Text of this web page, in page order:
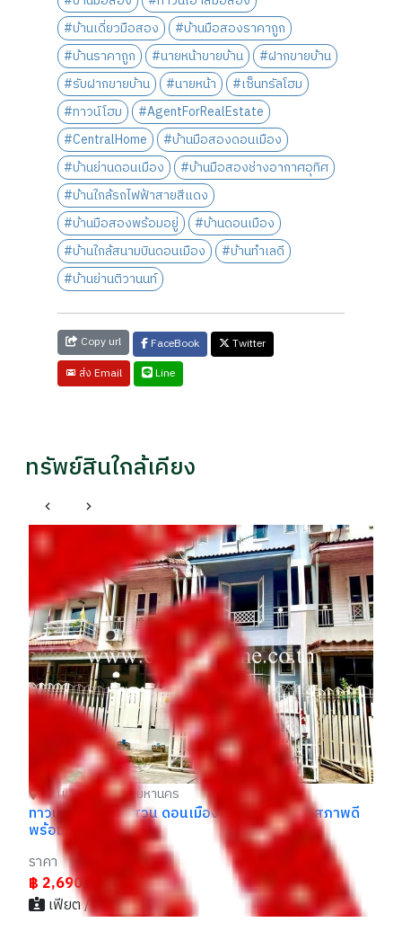
#บ้านเดี่ยวมือสอง
#บ้านมือสองราคาถูก
#บ้านราคาถูก
#นายหน้าขายบ้าน
#ฝากขายบ้าน
#รับฝากขายบ้าน
#นายหน้า
#เซ็นทรัลโฮม
#ทาวน์โฮม
#AgentForRealEstate
#CentralHome
#บ้านมือสองดอนเมือง
#บ้านย่านดอนเมือง
#บ้านมือสองช่างอากาศอุทิศ
#บ้านใกล้รถไฟฟ้าสายสีแดง
#บ้านมือสองพร้อมอยู่
#บ้านดอนเมือง
#บ้านใกล้สนามบินดอนเมือง
#บ้านทำเลดี
#บ้านย่านติวานนท์
Copy url FaceBook
Twitter
ส่ง Email
Line
ทรัพย์สินใกล้เคียง
ดอนเมือง กรุงเทพมหานคร
บ้านเดี่ยว ไฮด์พาร์ค วิภาวดี Hyde Park Vibhavadi แต่ง
ครบพร้อมเข้าอยู่
ราคา
฿ 35,950,000
- / 029xxxx99